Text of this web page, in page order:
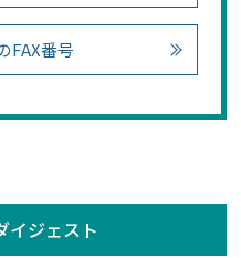
FAX番号
イジェスト